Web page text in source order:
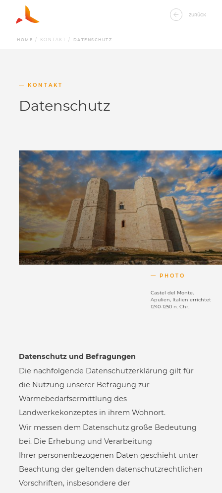
ZURÜCK
HOME / KONTAKT / DATENSCHUTZ
KONTAKT
Datenschutz
PHOTO
Castel del Monte,
Apulien, Italien errichtet
1240-1250 n. Chr.
Datenschutz und Befragungen
Die nachfolgende Datenschutzerklärung gilt für
die Nutzung unserer Befragung zur
Wärmebedarfsermittlung des
Landwerkekonzeptes in ihrem Wohnort.
Wir messen dem Datenschutz große Bedeutung
bei. Die Erhebung und Verarbeitung
Ihrer personenbezogenen Daten geschieht unter
Beachtung der geltenden datenschutzrechtlichen
Vorschriften, insbesondere der